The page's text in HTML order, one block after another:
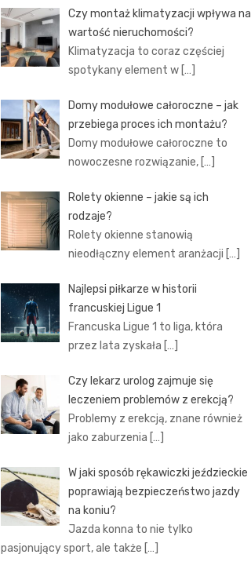
Czy montaż klimatyzacji wpływa na
wartość nieruchomości?
Klimatyzacja to coraz częściej
spotykany element w […]
Domy modułowe całoroczne – jak
przebiega proces ich montażu?
Domy modułowe całoroczne to
nowoczesne rozwiązanie, […]
Rolety okienne – jakie są ich
rodzaje?
Rolety okienne stanowią
nieodłączny element aranżacji […]
Najlepsi piłkarze w historii
francuskiej Ligue 1
Francuska Ligue 1 to liga, która
przez lata zyskała […]
Czy lekarz urolog zajmuje się
leczeniem problemów z erekcją?
Problemy z erekcją, znane również
jako zaburzenia […]
W jaki sposób rękawiczki jeździeckie
poprawiają bezpieczeństwo jazdy
na koniu?
Jazda konna to nie tylko
pasjonujący sport, ale także […]